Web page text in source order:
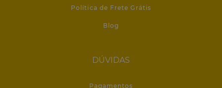
Política de Frete Grátis
Blog
DÚVIDAS
Pagamentos